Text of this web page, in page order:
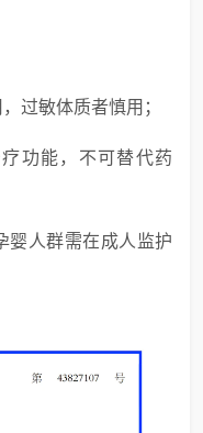
过敏体质者慎用；
功能，不可替代药
婴人群需在成人监护